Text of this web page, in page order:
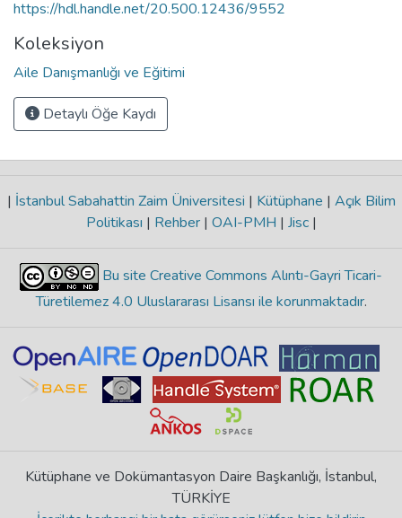
https://hdl.handle.net/20.500.12436/9552
Koleksiyon
Aile Danışmanlığı ve Eğitimi
Detaylı Öğe Kaydı
| İstanbul Sabahattin Zaim Üniversitesi | Kütüphane | Açık Bilim
Politikası | Rehber | OAI-PMH | Jisc |
Bu site Creative Commons Alıntı-Gayri Ticari-
Türetilemez 4.0 Uluslararası Lisansı ile korunmaktadır.
Kütüphane ve Dokümantasyon Daire Başkanlığı, İstanbul,
TÜRKİYE